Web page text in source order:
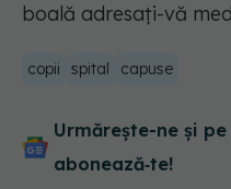
boală adresați-vă
copii spital capuse
Urmărește-ne și
abonează‑te!